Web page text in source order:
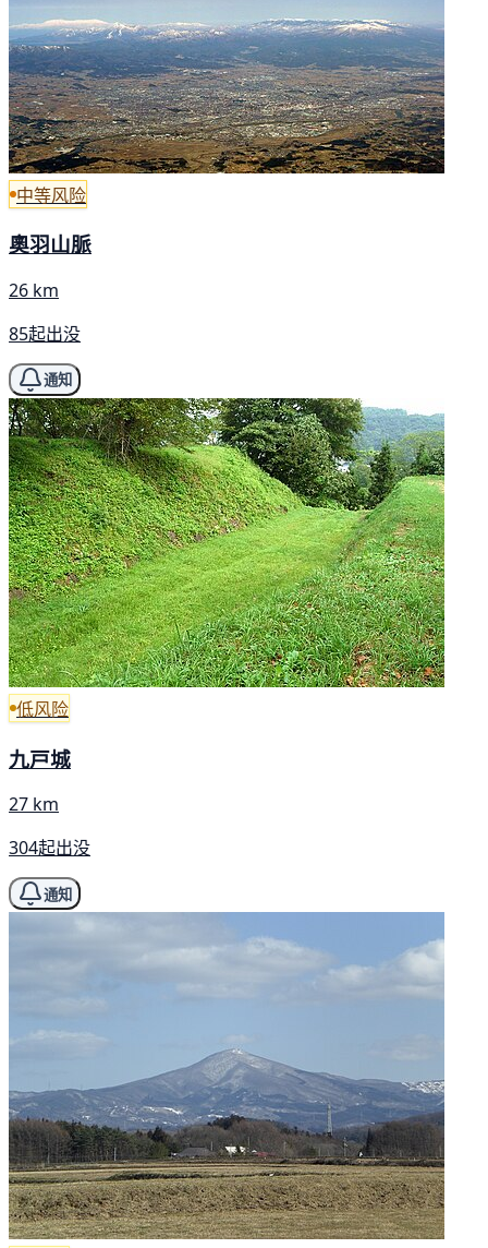
中等风险
奧羽山脈
26 km
85起出没
通知
低风险
九戸城
27 km
304起出没
通知